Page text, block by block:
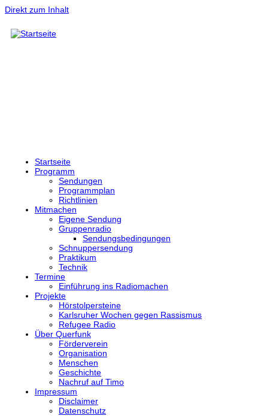
Direkt zum Inhalt
Startseite
Programm
Sendungen
Programmplan
Richtlinien
Mitmachen
Eigene Sendung
Gruppenradio
Sendungsbedingungen
Schnuppersendung
Praktikum
Technik
Termine
Einführung ins Radiomachen
Projekte
Hörstolpersteine
Karlsruher Wochen gegen Rassismus
Refugee Radio
Über Querfunk
Förderverein
Organisation
Menschen
Geschichte
Nachruf auf Timo
Impressum
Disclaimer
Datenschutz